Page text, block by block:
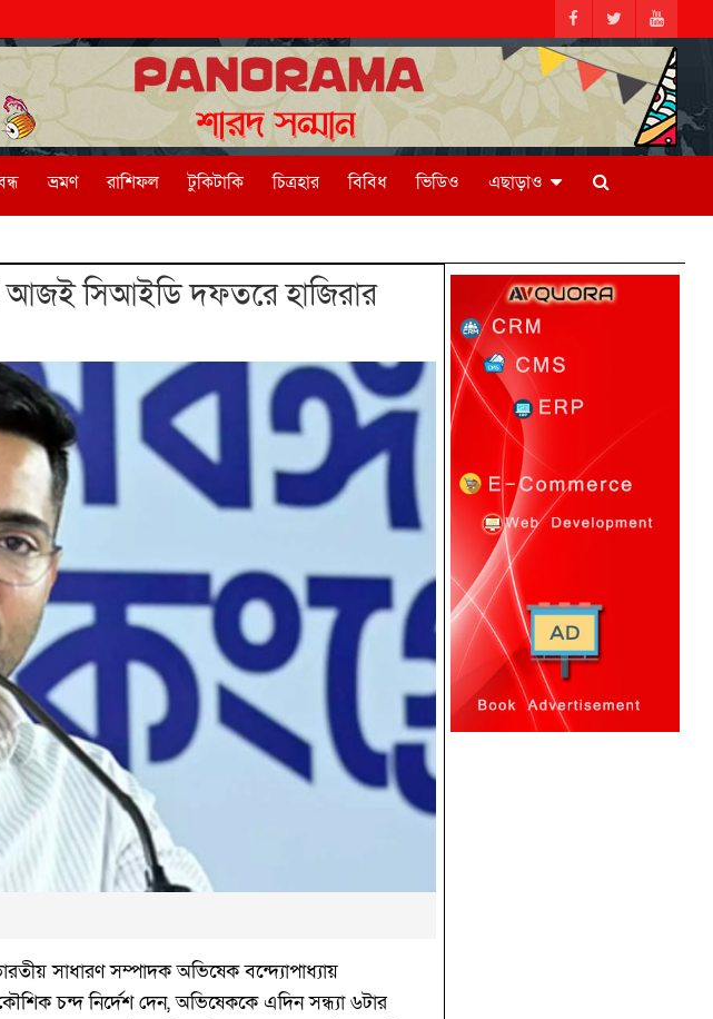
ভ্রমণ রাশিফল টুকিটাকি চিত্রহার বিবিধ ভিডিও এছাড়াও
আজই সিআইডি দফতরে হাজিরার
সাধারণ সম্পাদক অভিষেক বন্দ্যোপাধ্যায়
চন্দ নির্দেশ দেন, অভিষেককে এদিন সন্ধ্যা ৬টার